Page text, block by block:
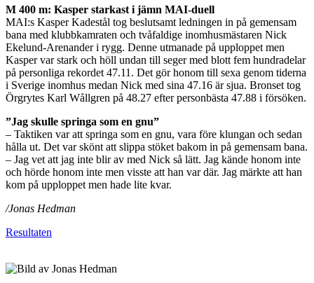
M 400 m: Kasper starkast i jämn MAI-duell
MAI:s Kasper Kadestål tog beslutsamt ledningen in på gemensam
bana med klubbkamraten och tvåfaldige inomhusmästaren Nick
Ekelund-Arenander i rygg. Denne utmanade på upploppet men
Kasper var stark och höll undan till seger med blott fem hundradelar
på personliga rekordet 47.11. Det gör honom till sexa genom tiderna
i Sverige inomhus medan Nick med sina 47.16 är sjua. Bronset tog
Örgrytes Karl Wållgren på 48.27 efter personbästa 47.88 i försöken.
”Jag skulle springa som en gnu”
– Taktiken var att springa som en gnu, vara före klungan och sedan
hålla ut. Det var skönt att slippa stöket bakom in på gemensam bana.
– Jag vet att jag inte blir av med Nick så lätt. Jag kände honom inte
och hörde honom inte men visste att han var där. Jag märkte att han
kom på upploppet men hade lite kvar.
/Jonas Hedman
Resultaten